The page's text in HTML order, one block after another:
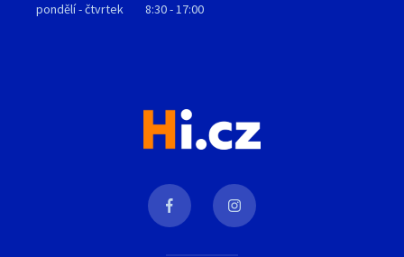
pondělí - čtvrtek 8:30 - 17:00